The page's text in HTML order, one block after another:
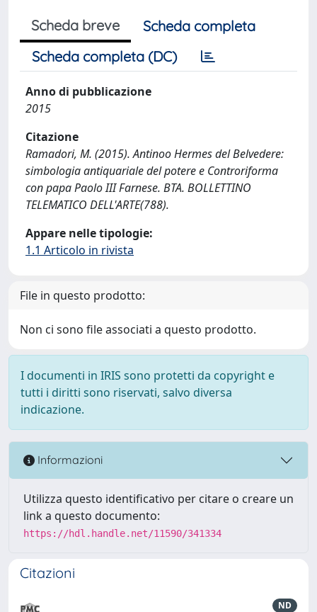
Scheda breve
Scheda completa
Scheda completa (DC)
Anno di pubblicazione
2015
Citazione
Ramadori, M. (2015). Antinoo Hermes del Belvedere:
simbologia antiquariale del potere e Controriforma
con papa Paolo III Farnese. BTA. BOLLETTINO
TELEMATICO DELL'ARTE(788).
Appare nelle tipologie:
1.1 Articolo in rivista
File in questo prodotto:
Non ci sono file associati a questo prodotto.
I documenti in IRIS sono protetti da copyright e
tutti i diritti sono riservati, salvo diversa
indicazione.
Informazioni
Utilizza questo identificativo per citare o creare un
link a questo documento:
https://hdl.handle.net/11590/341334
Citazioni
ND